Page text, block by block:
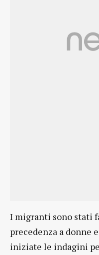
I migranti sono stati
precedenza a donne
iniziate le indagini